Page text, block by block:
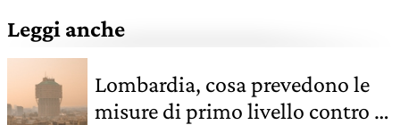
Leggi anche
Lombardia, cosa prevedono le
misure di primo livello contro lo